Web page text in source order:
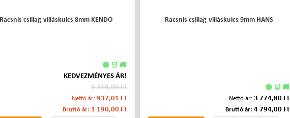
Racsnis csillag-villáskulcs 8mm KENDO
🟢 🛒 🚚
KEDVEZMÉNYES ÁR!
1 218,00 Ft
Nettó ár: 937,01 Ft
Bruttó ár: 1 190,00 Ft
Racsnis csillag-villáskulcs 9mm HANS
🟢 🛒 🚚
Nettó ár: 3 774,80 Ft
Bruttó ár: 4 794,00 Ft